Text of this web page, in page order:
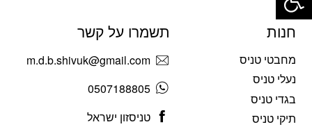
חנות
מחבטי טניס
נעלי טניס
בגדי טניס
תיקי טניס
תשמרו על קשר
m.d.b.shivuk@gmail.com
0507188805
טניסזון ישראל